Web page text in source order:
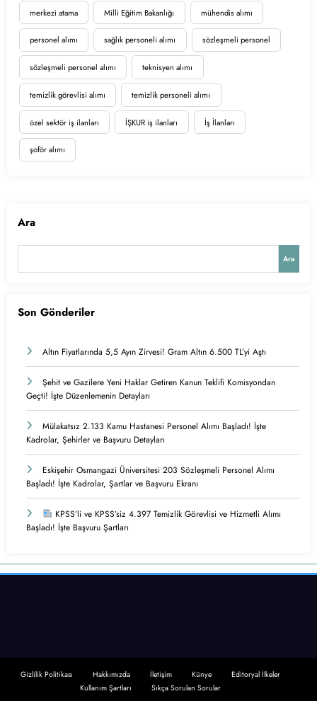
merkezi atama Milli Eğitim Bakanlığı mühendis alımı
personel alımı sağlık personeli alımı sözleşmeli personel
sözleşmeli personel alımı teknisyen alımı
temizlik görevlisi alımı temizlik personeli alımı
özel sektör iş ilanları İŞKUR iş ilanları İş İlanları
şoför alımı
Ara
Ara
Son Gönderiler
Altın Fiyatlarında 5,5 Ayın Zirvesi! Gram Altın 6.500 TL’yi Aştı
Şehit ve Gazilere Yeni Haklar Getiren Kanun Teklifi Komisyondan
Geçti! İşte Düzenlemenin Detayları
Mülakatsız 2.133 Kamu Hastanesi Personel Alımı Başladı! İşte
Kadrolar, Şehirler ve Başvuru Detayları
Eskişehir Osmangazi Üniversitesi 203 Sözleşmeli Personel Alımı
Başladı! İşte Kadrolar, Şartlar ve Başvuru Ekranı
KPSS’li ve KPSS’siz 4.397 Temizlik Görevlisi ve Hizmetli Alımı
Başladı! İşte Başvuru Şartları
Gizlilik Politikası Hakkımızda İletişim Künye
Editoryal İlkeler
Kullanım Şartları
Sıkça Sorulan Sorular